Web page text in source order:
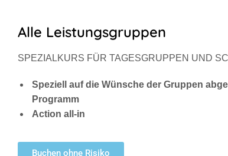
Alle Leistungsgruppen
SPEZIALKURS FÜR TAGESGRUPPEN UND
Speziell auf die Wünsche der Gruppen
Programm
Action all-in
Buchen ohne Risiko